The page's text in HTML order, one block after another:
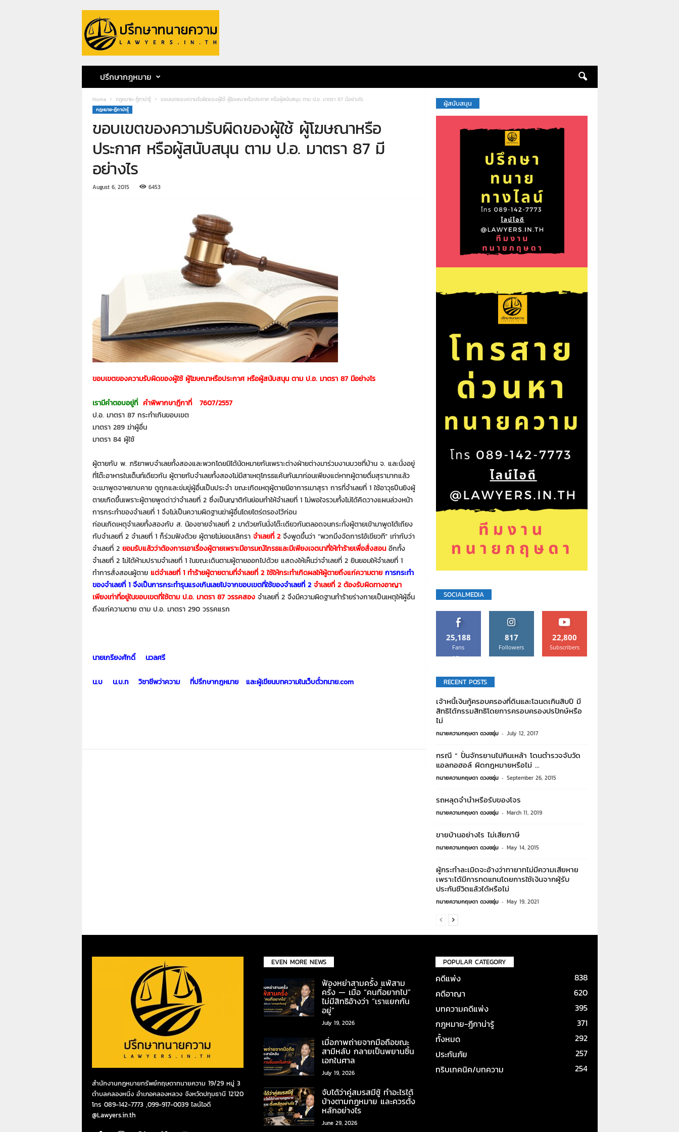
ป
ก
ษ
ปรึกษากฎหมาย
Home กฎหมาย-ฎีกาน่ารู้ ขอบเขตของความรับผิดของผู้ใช้ ผู้โฆษณาหรือประกาศ หรือผู้สนับสนุน ตาม ป.อ. มาตรา 87 มีอย่างไร
กฎหมาย-ฎีกาน่ารู้
ขอบเขตของความรับผิดของผู้ใช้ ผู้โฆษณาหรือ
ประกาศ หรือผู้สนับสนุน ตาม ป.อ. มาตรา 87 มี
อย่างไร
August 6, 2015 6453
ขอบเขตของความรับผิดของผู้ใช้ ผู้โฆษณาหรือประกาศ หรือผู้สนับสนุน ตาม ป.อ. มาตรา 87 มีอย่างไร
เรามีคำตอบอยู่ที่ คำพิพากษาฎีกาที่ 7607/2557
ป.อ. มาตรา 87 กระทำเกินขอบเขต
มาตรา 289 ฆ่าผู้อื่น
มาตรา 84 ผู้ใช้
ผู้ตายกับ พ. ภริยาพบจำเลยทั้งสองและพวกโดยมิได้นัดหมายกันเพราะต่างฝ่ายต่างมาร่วมงานบวชที่บ้าน จ. และนั่งอยู่
ที่โต๊ะอาหารในเต็นท์เดียวกัน ผู้ตายกับจำเลยทั้งสองไม่มีสาเหตุโกรธแค้นกันมาก่อนเพียงแต่หากผู้ตายดื่มสุรามากแล้ว
จะเมาพูดจาหยาบคาย ดูถูกและข่มขู่ผู้อื่นเป็นประจำ ขณะเกิดเหตุผู้ตายมีอาการเมาสุรา การที่จำเลยที่ 1 ใช้อาวุธปืนยิงผู้
ตายเกิดขึ้นเพราะผู้ตายพูดด่าว่าจำเลยที่ 2 ซึ่งเป็นญาติกันย่อมทำให้จำเลยที่ 1 ไม่พอใจรวมทั้งไม่ได้คิดวางแผนล่วงหน้า
การกระทำของจำเลยที่ 1 จึงไม่เป็นความผิดฐานฆ่าผู้อื่นโดยไตร่ตรองไว้ก่อน
ก่อนเกิดเหตุจำเลยทั้งสองกับ ส. น้องชายจำเลยที่ 2 มาด้วยกันนั่งโต๊ะเดียวกันตลอดจนกระทั่งผู้ตายเข้ามาพูดโต้เถียง
กับจำเลยที่ 2 จำเลยที่ 1 ก็ร่วมฟังด้วย ผู้ตายไม่ยอมเลิกรา จำเลยที่ 2จึงพูดขึ้นว่า “พวกมึงจัดการไอ้เขียวที” เท่ากับว่า
จำเลยที่ 2ยอมรับแล้วว่าต้องการเอาเรื่องผู้ตายเพราะมีอารมณ์โกรธและมีเพียงเจตนาที่ให้ทำร้ายเพื่อสั่งสอน อีกทั้ง
จำเลยที่ 2 ไม่ได้ห้ามปรามจำเลยที่ 1 ในขณะเดินตามผู้ตายออกไปด้วย แสดงให้เห็นว่าจำเลยที่ 2 ยินยอมให้จำเลยที่ 1
ทำการสั่งสอนผู้ตาย แต่จำเลยที่ 1 ทำร้ายผู้ตายตามที่จำเลยที่ 2 ใช้ให้กระทำเกิดผลให้ผู้ตายถึงแก่ความตาย การกระทำ
ของจำเลยที่ 1 จึงเป็นการกระทำรุนแรงเกินเลยไปจากขอบเขตที่ใช้ของจำเลยที่ 2 จำเลยที่ 2 ต้องรับผิดทางอาญา
เพียงเท่าที่อยู่ในขอบเขตที่ใช้ตาม ป.อ. มาตรา 87 วรรคสอง จำเลยที่ 2 จึงมีความผิดฐานทำร้ายร่างกายเป็นเหตุให้ผู้อื่น
ถึงแก่ความตาย ตาม ป.อ. มาตรา 290 วรรคแรก
นายเกรียงศักดิ์ นวลศรี
น.บ น.บ.ท วิชาชีพว่าความ ที่ปรึกษากฎหมาย และผู้เขียนบทความในเว็บตั๋วทนาย.com
ผู้สนับสนุน
SOCIALMEDIA
25,188
Fans
Like
817
Followers
22,800
Subscribers
RECENT POSTS
เจ้าหนี้เงินกู้ครอบครองที่ดินและโฉนดเกินสิบปี มี
สิทธิได้กรรมสิทธิโดยการครอบครองปรปักษ์หรือ
ไม่
ทนายความกฤษดา ดวงชอุ่ม - July 12, 2017
กรณี ” ปั่นจักรยานไปกินเหล้า โดนตำรวจจับวัด
แอลกอฮอล์ ผิดกฎหมายหรือไม่ ...
ทนายความกฤษดา ดวงชอุ่ม - September 26, 2015
รถหลุดจำนำหรือรับของโจร
ทนายความกฤษดา ดวงชอุ่ม - March 11, 2019
ขายบ้านอย่างไร ไม่เสียภาษี
ทนายความกฤษดา ดวงชอุ่ม - May 14, 2015
ผู้กระทำละเมิดจะอ้างว่าทายาทไม่มีความเสียหาย
เพราะได้มีการทดแทนโดยการใช้เงินจากผู้รับ
ประกันชีวิตแล้วได้หรือไม่
ทนายความกฤษดา ดวงชอุ่ม - May 19, 2021
สำนักงานกฎหมายทรัพย์กฤษดาทนายความ 19/29 หมู่ 3
ตำบลคลองหนึ่ง อำเภอคลองหลวง จังหวัดปทุมธานี 12120
โทร 089-142-7773 ,099-917-0039 ไลน์ไอดี
@Lawyers.in.th
EVEN MORE NEWS
ฟ้องหย่าสามครั้ง แพ้สาม
ครั้ง — เมื่อ “คนที่อยากไป”
ไม่มีสิทธิอ้างว่า “เราแยกกัน
อยู่”
July 19, 2026
เมื่อภาพถ่ายจากมือถือขณะ
สามีหลับ กลายเป็นพยานชิ้น
เอกในศาล
July 19, 2026
จับได้ว่าคู่สมรสมีชู้ ทำอะไรได้
บ้างตามกฎหมาย และควรตั้ง
หลักอย่างไร
June 29, 2026
POPULAR CATEGORY
คดีแพ่ง
838
คดีอาญา
620
บทความคดีแพ่ง
395
กฎหมาย-ฎีกาน่ารู้
371
ทั้งหมด
292
ประกันภัย
257
ทริบเทคนิค/บทความ
254